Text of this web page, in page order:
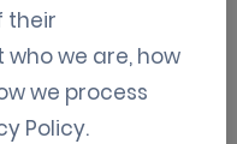
de
restaurants
19
their
we are, how
we process
Policy.